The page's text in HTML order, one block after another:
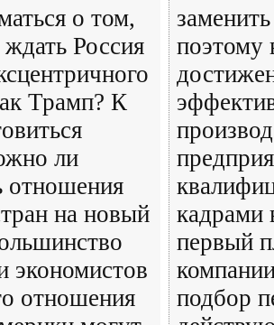
о том,
Россия
Трамп? К
ли
отношения
на новый
экономистов
отношения
поэтому
кадрами
первый
подбор